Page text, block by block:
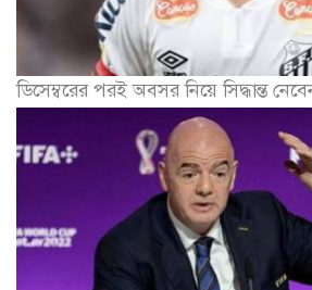
ডিসেম্বরের পরই অবসর নিয়ে সিদ্ধান্ত